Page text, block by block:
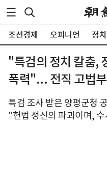
조선경제 오피니언 정치
"특검의 정치 칼춤,
폭력"... 전직 고법
특검 조사 받은 양평군청
"헌법 정신의 파괴이며,